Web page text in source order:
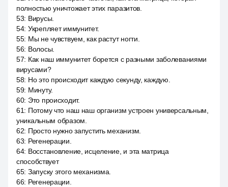
полностью уничтожает этих паразитов.
53: Вирусы.
54: Укрепляет иммунитет.
55: Мы не чувствуем, как растут ногти.
56: Волосы.
57: Как наш иммунитет борется с разными заболеваниями
вирусами?
58: Но это происходит каждую секунду, каждую.
59: Минуту.
60: Это происходит.
61: Потому что наш наш организм устроен универсальным,
уникальным образом.
62: Просто нужно запустить механизм.
63: Регенерации.
64: Восстановление, исцеление, и эта матрица
способствует
65: Запуску этого механизма.
66: Регенерации.